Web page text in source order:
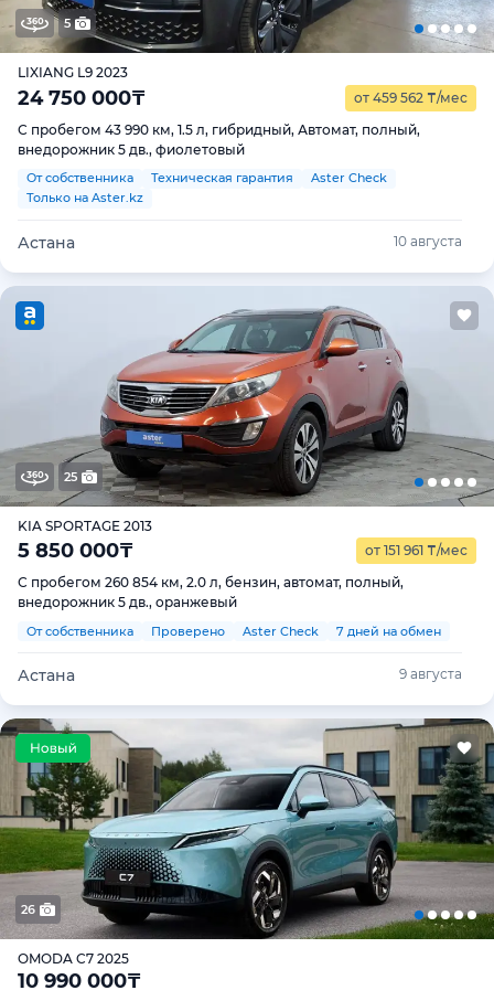
5
LIXIANG L9 2023
24 750 000₸ от 459 562 ₸/мес
С пробегом 43 990 км, 1.5 л, гибридный, Автомат, полный,
внедорожник 5 дв., фиолетовый
От собственника Техническая гарантия
Aster Check
Только на Aster.kz
Астана 10 августа
25
KIA SPORTAGE 2013
5 850 000₸ от 151 961 ₸/мес
С пробегом 260 854 км, 2.0 л, бензин, автомат, полный,
внедорожник 5 дв., оранжевый
От собственника Проверено Aster Check 7 дней на обмен
Астана 9 августа
26
OMODA C7 2025
10 990 000₸